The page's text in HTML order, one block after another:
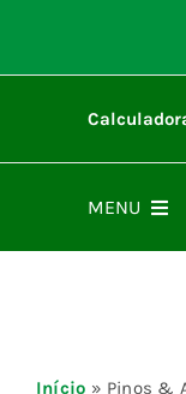
o
MENU
Início » Pinos &